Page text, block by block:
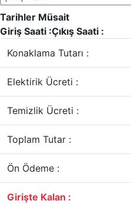
Tarihler Müsait
Giriş Saati :Çıkış Saati :
Konaklama Tutarı :
Elektirik Ücreti :
Temizlik Ücreti :
Toplam Tutar :
Ön Ödeme :
Girişte Kalan :